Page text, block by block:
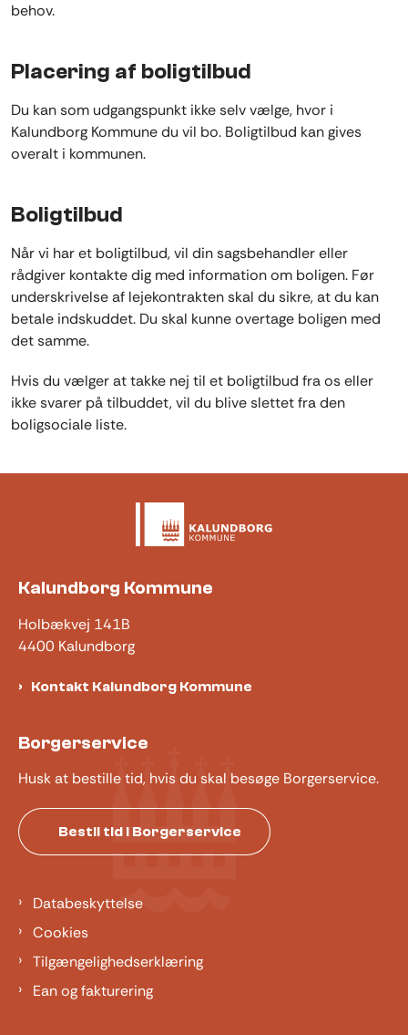
behov.
Placering af boligtilbud
Du kan som udgangspunkt ikke selv vælge, hvor i
Kalundborg Kommune du vil bo. Boligtilbud kan gives
overalt i kommunen.
Boligtilbud
Når vi har et boligtilbud, vil din sagsbehandler eller
rådgiver kontakte dig med information om boligen. Før
underskrivelse af lejekontrakten skal du sikre, at du kan
betale indskuddet. Du skal kunne overtage boligen med
det samme.
Hvis du vælger at takke nej til et boligtilbud fra os eller
ikke svarer på tilbuddet, vil du blive slettet fra den
boligsociale liste.
Kalundborg Kommune
Holbækvej 141B
4400 Kalundborg
Kontakt Kalundborg Kommune
Borgerservice
Husk at bestille tid, hvis du skal besøge Borgerservice.
Bestil tid i Borgerservice
Databeskyttelse
Cookies
Tilgængelighedserklæring
Ean og fakturering